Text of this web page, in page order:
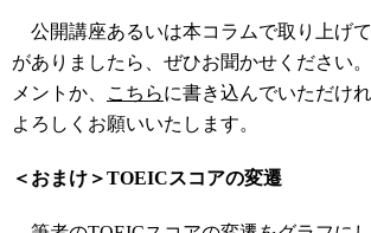
公開講座あるいは本コラムで取り上げ
がありましたら、ぜひお聞かせください
メントか、
こちらに書き込んでいただけ
よろしくお願いいたします。
＜おまけ＞TOEICスコアの変遷